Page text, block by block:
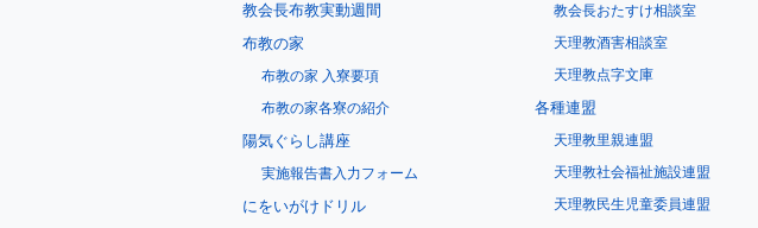
教会長布教実動週間
布教の家
布教の家 入寮要項
布教の家各寮の紹介
陽気ぐらし講座
実施報告書入力フォーム
にをいがけドリル
教会長おたすけ相談室
天理教酒害相談室
天理教点字文庫
各種連盟
天理教里親連盟
天理教社会福祉施設連盟
天理教民生児童委員連盟